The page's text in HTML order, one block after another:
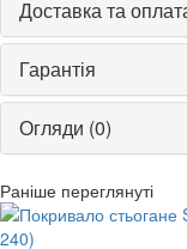
Доставка та
Гарантія
Огляди (0)
Раніше переглянуті